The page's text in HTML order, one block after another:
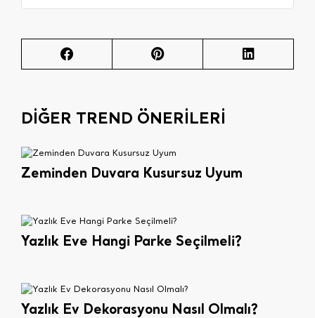
DİĞER TREND ÖNERİLERİ
Zeminden Duvara Kusursuz Uyum
Yazlık Eve Hangi Parke Seçilmeli?
Yazlık Ev Dekorasyonu Nasıl Olmalı?